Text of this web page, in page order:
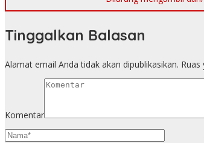
Tinggalkan Balasan
Alamat email Anda tidak akan dipublikasikan. Ruas
Komentar